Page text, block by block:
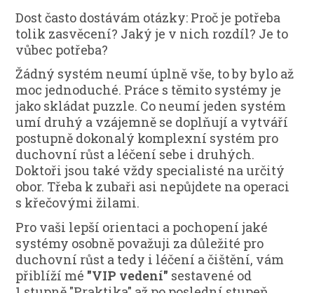
Dost často dostávám otázky: Proč je potřeba
tolik zasvěcení? Jaký je v nich rozdíl? Je to
vůbec potřeba?
Žádný systém neumí úplně vše, to by bylo až
moc jednoduché. Práce s těmito systémy je
jako skládat puzzle. Co neumí jeden systém
umí druhý a vzájemně se doplňují a vytváří
postupně dokonalý komplexní systém pro
duchovní růst a léčení sebe i druhých.
Doktoři jsou také vždy specialisté na určitý
obor. Třeba k zubaři asi nepůjdete na operaci
s křečovými žilami.
Pro vaši lepší orientaci a pochopení jaké
systémy osobně považuji za důležité pro
duchovní růst a tedy i léčení a čištění, vám
přiblíží mé "VIP vedení" sestavené od